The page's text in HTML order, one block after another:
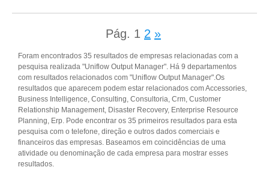
Pág. 1 2 »
Foram encontrados 35 resultados de empresas relacionadas com a
pesquisa realizada "Uniflow Output Manager". Há 9 departamentos
com resultados relacionados com "Uniflow Output Manager".Os
resultados que aparecem podem estar relacionados com Accessories,
Business Intelligence, Consulting, Consultoria, Crm, Customer
Relationship Management, Disaster Recovery, Enterprise Resource
Planning, Erp. Pode encontrar os 35 primeiros resultados para esta
pesquisa com o telefone, direção e outros dados comerciais e
financeiros das empresas. Baseamos em coincidências de uma
atividade ou denominação de cada empresa para mostrar esses
resultados.